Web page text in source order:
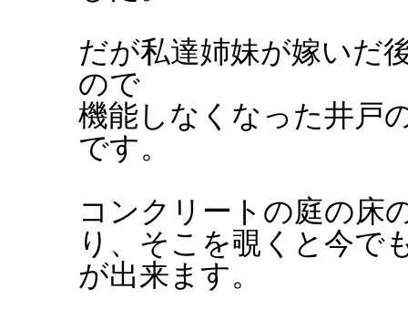
だが私達姉妹が嫁いだ
ので
機能しなくなった井戸
です。
コンクリートの庭の床
り、そこを覗くと今で
が出来ます。